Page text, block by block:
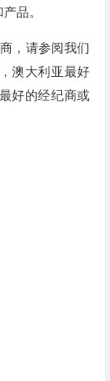
品。
，请参阅我们
澳大利亚最好
好的经纪商或